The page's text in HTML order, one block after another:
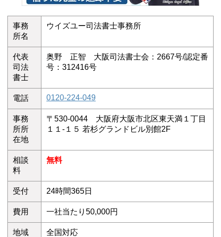
事務
所名
ウイズユー司法書士事務所
代表
司法
書士
奥野 正智 大阪司法書士会：2667号/認定番
号：312416号
電話 0120-224-049
事務
所所
在地
〒530-0044 大阪府大阪市北区東天満１丁目
１１-１５ 若杉グランドビル別館2F
相談
料
無料
受付 24時間365日
費用 一社当たり50,000円
地域 全国対応